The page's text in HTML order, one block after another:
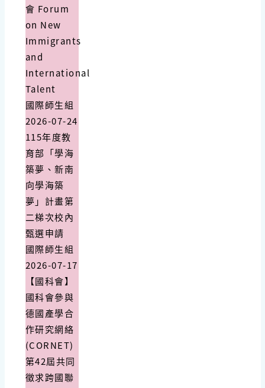
會 Forum
on New
Immigrants
and
International
Talent
國際師生組
2026-07-24
115年度教
育部「學海
築夢、新南
向學海築
夢」計畫第
二梯次校內
甄選申請
國際師生組
2026-07-17
【國科會】
國科會參與
德國產學合
作研究網絡
(CORNET)
第42屆共同
徵求跨國聯